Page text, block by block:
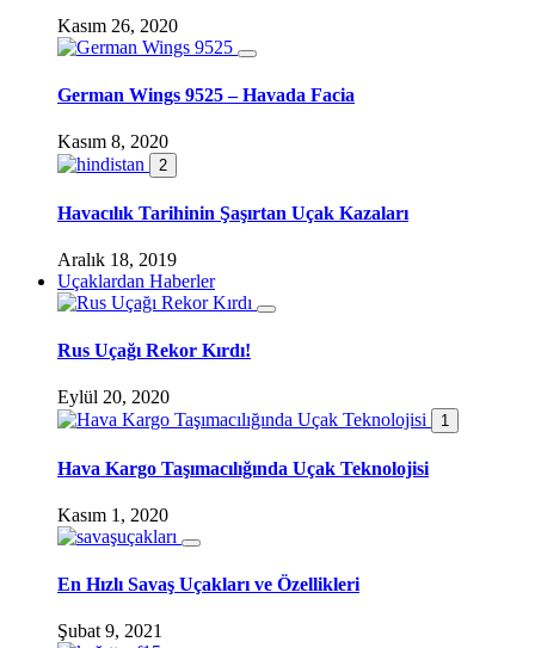
Kasım 26, 2020
German Wings 9525 – Havada Facia
Kasım 8, 2020
2
Havacılık Tarihinin Şaşırtan Uçak Kazaları
Aralık 18, 2019
Uçaklardan Haberler
Rus Uçağı Rekor Kırdı!
Eylül 20, 2020
1
Hava Kargo Taşımacılığında Uçak Teknolojisi
Kasım 1, 2020
En Hızlı Savaş Uçakları ve Özellikleri
Şubat 9, 2021